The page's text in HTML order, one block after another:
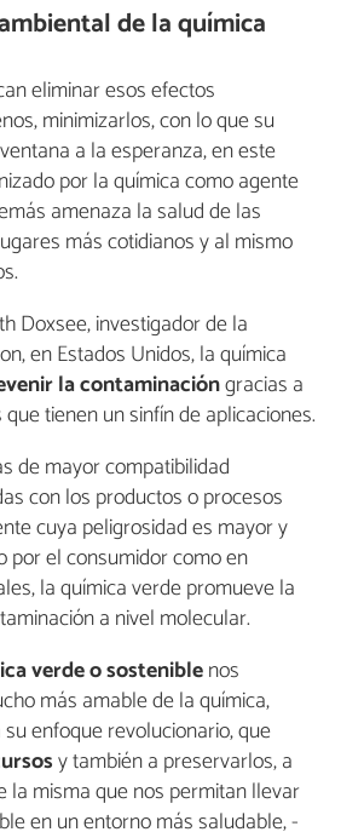
de la química
eliminar esos efectos
minimizarlos, con lo que su
a la esperanza, en este
por la química como agente
amenaza la salud de las
más cotidianos y al mismo
Doxsee, investigador de la
en Estados Unidos, la química
la contaminacióngracias a
tienen un sinfín de aplicaciones.
de mayor compatibilidad
con los productos o procesos
cuya peligrosidad es mayor y
por el consumidor como en
la química verde promueve la
a nivel molecular.
verde o sosteniblenos
más amable de la química,
enfoque revolucionario, que
y también a preservarlos, a
la misma que nos permitan llevar
en un entorno más saludable, -